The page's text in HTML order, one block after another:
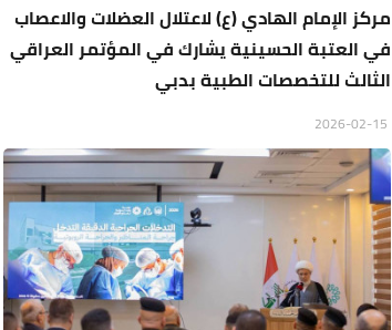
مركز الإمام الهادي (ع) لاعتلال العضلات والاعصاب
في العتبة الحسينية يشارك في المؤتمر العراقي
الثالث للتخصصات الطبية بدبي